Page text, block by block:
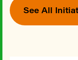
See All